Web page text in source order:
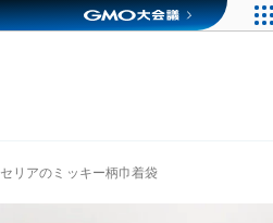
セリアのミッキー柄巾着袋